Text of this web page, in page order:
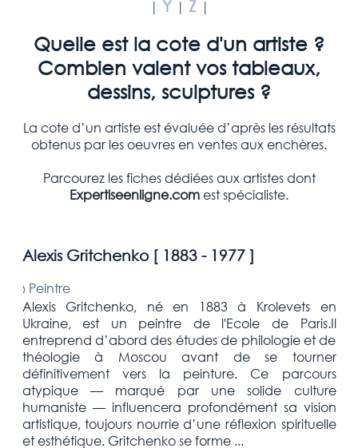
| Y| Z |
Quelle est la cote d'un artiste ?
Combien valent vos tableaux,
dessins, sculptures ?
La cote d’un artiste est évaluée d’après les résultats
obtenus par les oeuvres en ventes aux enchères.
Parcourez les fiches dédiées aux artistes dont
Expertiseenligne.comest spécialiste.
Alexis Gritchenko [ 1883 - 1977]
› Peintre
Alexis Gritchenko, né en 1883 à Krolevets en
Ukraine, est un peintre de l'Ecole de Paris.Il
entreprend d’abord des études de philologie et de
théologie à Moscou avant de se tourner
définitivement vers la peinture. Ce parcours
atypique — marqué par une solide culture
humaniste — influencera profondément sa vision
artistique, toujours nourrie d’une réflexion spirituelle
et esthétique. Gritchenko se forme ...